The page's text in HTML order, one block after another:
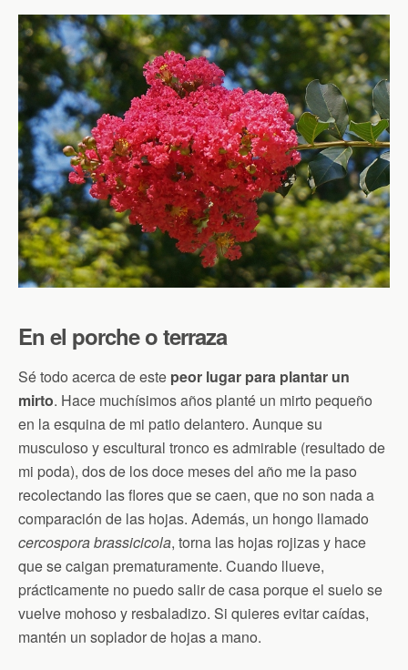
En el porche o terraza
Sé todo acerca de este peor lugar para plantar un
mirto. Hace muchísimos años planté un mirto pequeño
en la esquina de mi patio delantero. Aunque su
musculoso y escultural tronco es admirable (resultado de
mi poda), dos de los doce meses del año me la paso
recolectando las flores que se caen, que no son nada a
comparación de las hojas. Además, un hongo llamado
cercospora brassicicola, torna las hojas rojizas y hace
que se caigan prematuramente. Cuando llueve,
prácticamente no puedo salir de casa porque el suelo se
vuelve mohoso y resbaladizo. Si quieres evitar caídas,
mantén un soplador de hojas a mano.